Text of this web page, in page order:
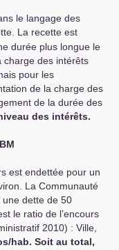
le langage des
La recette est
durée plus longue le
charge des intérêts
pour les
de la charge des
de la durée des
des intérêts.
est endettée pour un
La Communauté
une dette de 50
le ratio de l’encours
2010) : Ville,
hab. Soit au total,